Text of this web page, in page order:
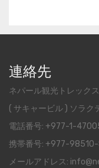
連絡先
ネパール観光トレック
( サキャービル ) ソラク
電話番号: +977-1-
携帯番号: +977-
メールアドレス: